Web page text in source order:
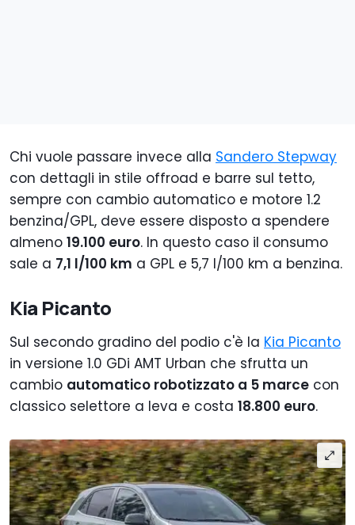
Chi vuole passare invece alla Sandero Stepway
con dettagli in stile offroad e barre sul tetto,
sempre con cambio automatico e motore 1.2
benzina/GPL, deve essere disposto a spendere
almeno 19.100 euro. In questo caso il consumo
sale a 7,1 l/100 km a GPL e 5,7 l/100 km a benzina.
Kia Picanto
Sul secondo gradino del podio c'è la Kia Picanto
in versione 1.0 GDi AMT Urban che sfrutta un
cambio automatico robotizzato a 5 marce con
classico selettore a leva e costa 18.800 euro.